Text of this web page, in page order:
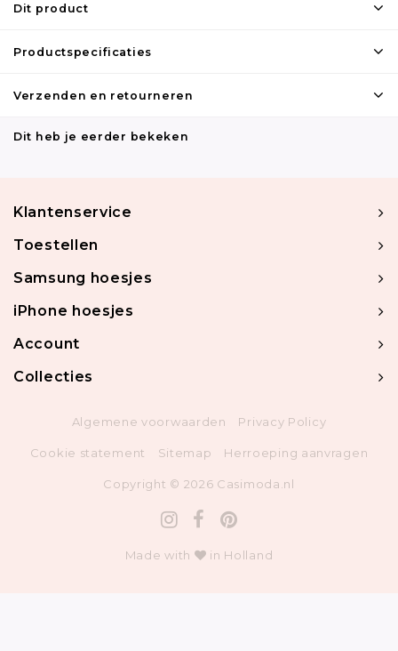
Dit product
Productspecificaties
Verzenden en retourneren
Dit heb je eerder bekeken
Klantenservice
Toestellen
Samsung hoesjes
iPhone hoesjes
Account
Collecties
Algemene voorwaarden Privacy Policy
Cookie statement Sitemap Herroeping aanvragen
Copyright © 2026 Casimoda.nl
Made with in Holland